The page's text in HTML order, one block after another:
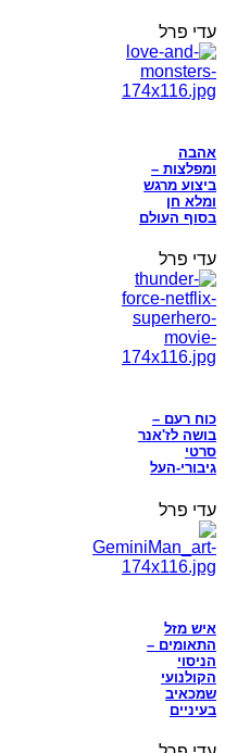
עדי פרל
אהבה
ומפלצות –
ביצוע מרגש
ומלא חן
בסוף העולם
עדי פרל
כוח רעם –
בושה לז'אנר
סרטי
גיבורי-העל
עדי פרל
איש מזל
התאומים –
הניסוי
הקולנועי
שמכאיב
בעיניים